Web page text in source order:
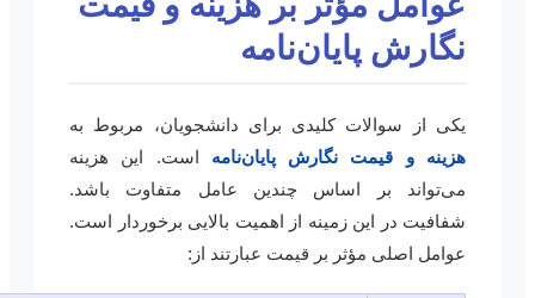
نگارش پایان‌نامه
یکی از سوالات کلیدی برای دانشجویان، مربوط به
هزینه و قیمت نگارش پایان‌نامهاست. این هزینه
می‌تواند بر اساس چندین عامل متفاوت باشد.
شفافیت در این زمینه از اهمیت بالایی برخوردار است.
عوامل اصلی مؤثر بر قیمت عبارتند از: